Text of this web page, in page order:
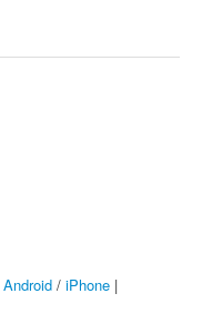
Android / iPhone |